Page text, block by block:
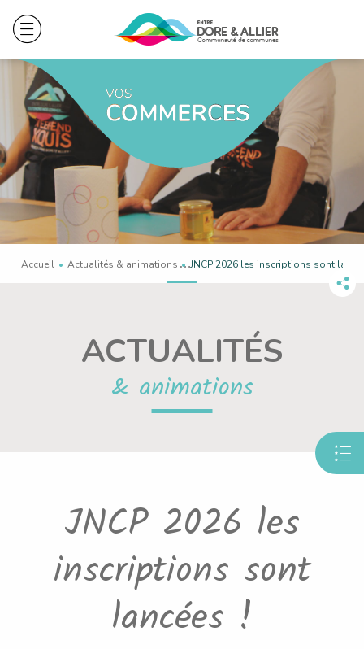
Accueil Actualités & animations En cours :
JNCP 2026 les inscriptions sont
ACTUALITÉS
& animations
JNCP 2026 les
inscriptions sont
lancées !